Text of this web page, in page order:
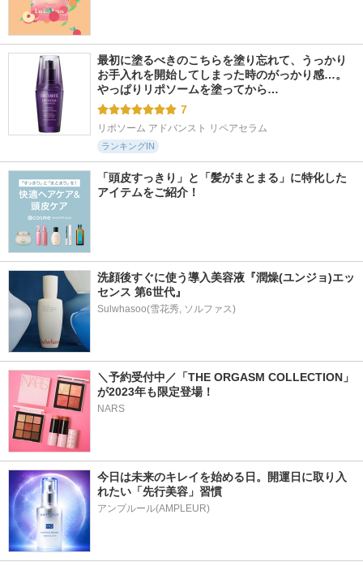
最初に塗るべきのこちらを塗り忘れて、うっかり
お手入れを開始してしまった時のがっかり感…。
やっぱりリポソームを塗ってから…
7
リポソーム アドバンスト リペアセラム
ランキングIN
「頭皮すっきり」と「髪がまとまる」に特化した
アイテムをご紹介！
洗顔後すぐに使う導入美容液『潤燥(ユンジョ)エッ
センス 第6世代』
＼予約受付中／「THE ORGASM COLLECTION」
が2023年も限定登場！
NARS
今日は未来のキレイを始める日。開運日に取り入
れたい「先行美容」習慣
アンプルール(AMPLEUR)